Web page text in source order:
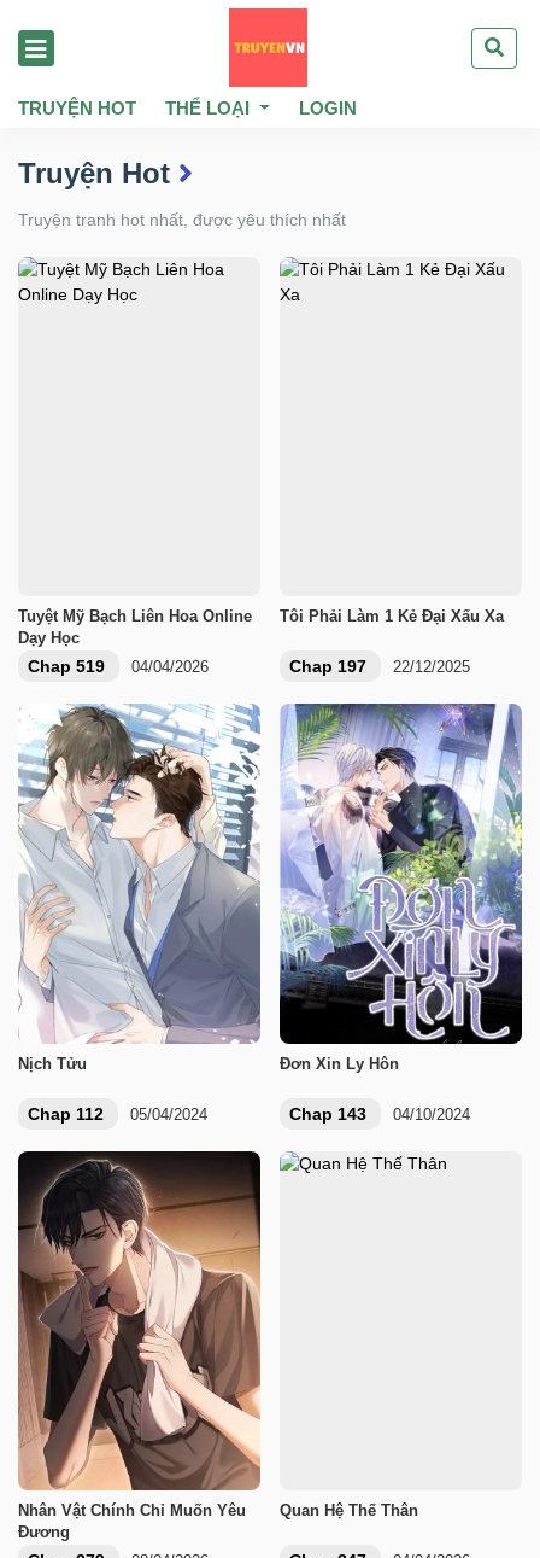
TRUYỆN HOT THỂ LOẠI LOGIN
Truyện Hot
Truyện tranh hot nhất, được yêu thích nhất
Tuyệt Mỹ Bạch Liên Hoa Online
Dạy Học
Chap 519 04/04/2026
Tôi Phải Làm 1 Kẻ Đại Xấu Xa
Chap 197 22/12/2025
Nịch Tửu
Chap 112 05/04/2024
Đơn Xin Ly Hôn
Chap 143 04/10/2024
Nhân Vật Chính Chỉ Muốn Yêu
Đương
Quan Hệ Thế Thân